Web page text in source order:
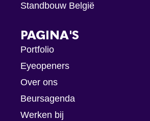
Standbouw België
PAGINA'S
Portfolio
Eyeopeners
Over ons
Beursagenda
Werken bij